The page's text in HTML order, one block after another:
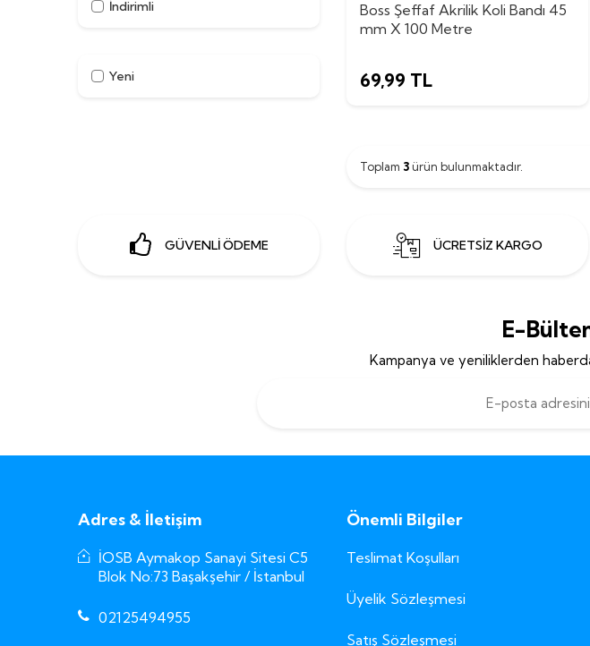
İndirimli
Yeni
Boss Şeffaf Akrilik Koli Bandı 45
mm X 100 Metre
69,99 TL
Toplam 3ürün bulunmaktadır.
GÜVENLİ ÖDEME ÜCRETSİZ KARGO
E-
Kampanya ve yeniliklerden
Adres & İletişim
İOSB Aymakop Sanayi Sitesi C5
Blok No:73 Başakşehir / İstanbul
02125494955
Önemli Bilgiler
Teslimat Koşulları
Üyelik Sözleşmesi
Satış Sözleşmesi